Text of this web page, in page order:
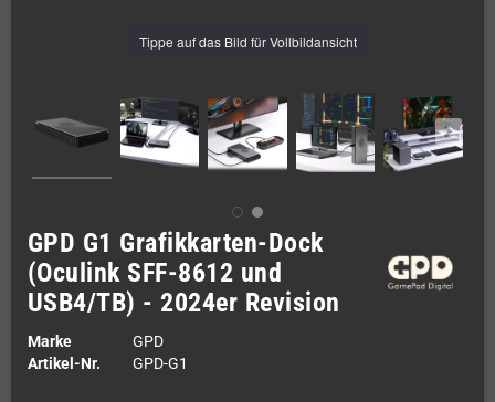
Tippe auf das Bild für Vollbildansicht
GPD G1 Grafikkarten-Dock
(Oculink SFF-8612 und
USB4/TB) - 2024er Revision
Marke
GPD
Artikel-Nr.
GPD-G1